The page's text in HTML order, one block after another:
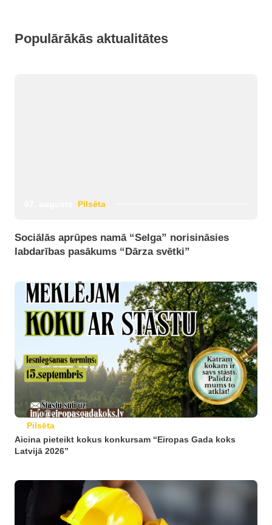
Populārākās aktualitātes
Pilsēta
Sociālās aprūpes namā “Selga” norisināsies
labdarības pasākums “Dārza svētki”
Pilsēta
Aicina pieteikt kokus konkursam “Eiropas Gada koks
Latvijā 2026”